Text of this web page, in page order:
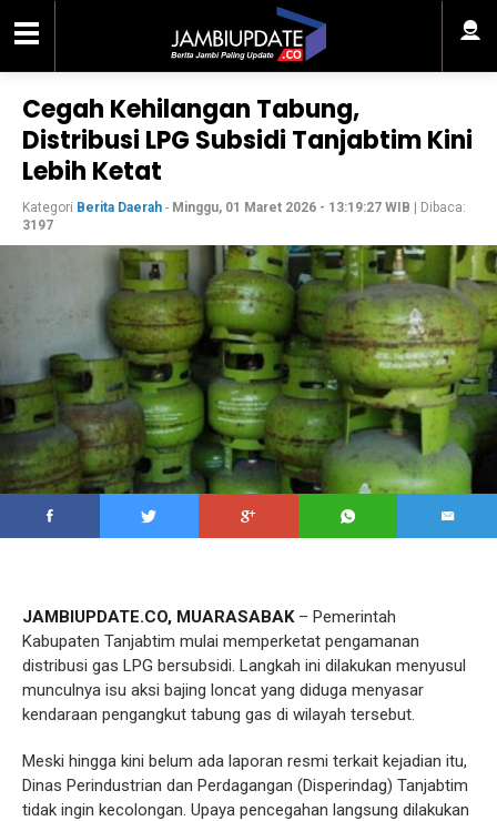
Cegah Kehilangan Tabung,
Distribusi LPG Subsidi Tanjabtim Kini
Lebih Ketat
Kategori Berita Daerah - Minggu, 01 Maret 2026 - 13:19:27 WIB | Dibaca:
3197
JAMBIUPDATE.CO, MUARASABAK– Pemerintah
Kabupaten Tanjabtim mulai memperketat pengamanan
distribusi gas LPG bersubsidi. Langkah ini dilakukan menyusul
munculnya isu aksi bajing loncat yang diduga menyasar
kendaraan pengangkut tabung gas di wilayah tersebut.
Meski hingga kini belum ada laporan resmi terkait kejadian itu,
Dinas Perindustrian dan Perdagangan (Disperindag) Tanjabtim
tidak ingin kecolongan. Upaya pencegahan langsung dilakukan